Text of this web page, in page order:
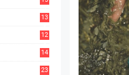
13
12
14
23